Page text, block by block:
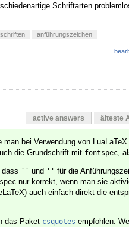
Schriftarten
schriften anführungszeichen
active answers älteste
bei Verwendung von
die Grundschrift mit fontspec,
dass `` und '' für die
nur korrekt, wenn man sie
auch einfach direkt die
das Paket csquotes empfohlen.